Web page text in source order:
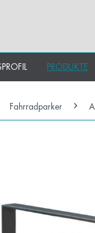
PRODUKTE
Fahrradparker